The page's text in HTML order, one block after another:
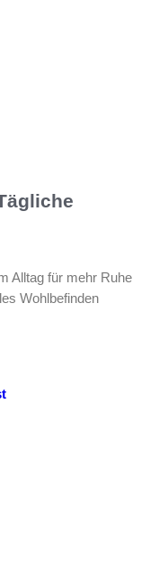
Alltag für mehr Ruhe
Wohlbefinden